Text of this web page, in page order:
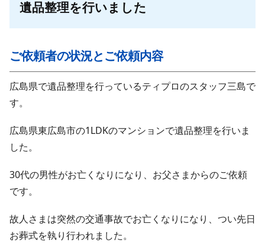
遺品整理を行いました
ご依頼者の状況とご依頼内容
広島県で遺品整理を行っているティプロのスタッフ三島で
す。
広島県東広島市の1LDKのマンションで遺品整理を行いま
した。
30代の男性がお亡くなりになり、お父さまからのご依頼
です。
故人さまは突然の交通事故でお亡くなりになり、つい先日
お葬式を執り行われました。